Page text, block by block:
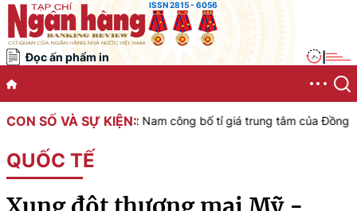
ISSN 2815 - 6056
Đọc ấn phẩm in
CON SỐ VÀ SỰ KIỆN:
Nhà nước Việt Nam công bố tỉ giá trung tâm của Đồng Việt Nam
QUỐC TẾ